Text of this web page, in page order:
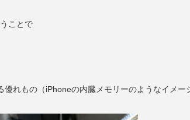
ことで
れもの（iPhoneの内臓メモリーのようなイメー